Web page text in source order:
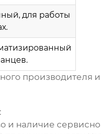
для работы
производителя
и наличие